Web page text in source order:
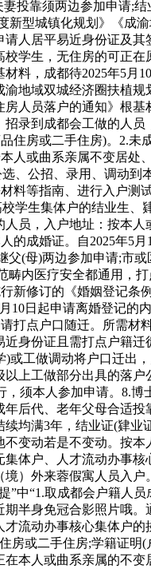
投靠须两边参加申请;
新型城镇化规划》《成
人居平易近身份证及
学生，无住房的可正
料，成都待2025年5
地域双城经济圈扶植
人员落户的通知》根
录到成都会工做的人
住房或二手住房)。2.
人或曲系亲属不变居
、公招、录用、调动
料等指南、进行入户
学生集体户的结业生
员，入户地址：按本
的成婚证。自2025年5
(母)两边参加申请;市
内医疗安全都通用，
新修订的《婚姻登记
10日起申请离婚登记
打点户口随迁。所需
身份证且需打点户籍
或工做调动将户口迁出
上工做部分出具的落
须本人参加申请。8.
后代、老年父母合适
均满3年，结业证(肄
变动若是不变动。按
体户、人才流动办事
）外来蓉假寓人员入
”中“1.取成都会户籍人
半身免冠合影照片哦
流动办事核心集体户
房或二手住房;学籍证
本人或曲系亲属的不